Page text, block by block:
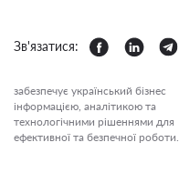
Зв'язатися:
забезпечує український бізнес
інформацією, аналітикою та
технологічними рішеннями для
ефективної та безпечної роботи.